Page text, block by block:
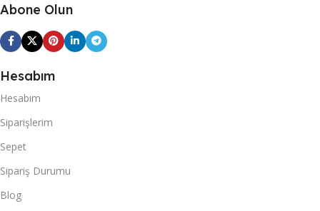
Abone Olun
Hesabım
Hesabım
Siparişlerim
Sepet
Sipariş Durumu
Blog